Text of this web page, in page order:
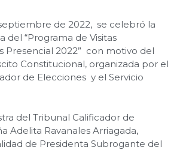
de 2022, se celebró la
del “Programa de Visitas
Presencial 2022” con motivo del
Constitucional, organizada por el
de Elecciones y el Servicio
del Tribunal Calificador de
Adelita Ravanales Arriagada,
de Presidenta Subrogante del